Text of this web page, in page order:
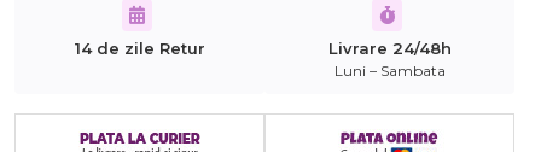
14 de zile Retur Livrare 24/48h
Luni – Sambata